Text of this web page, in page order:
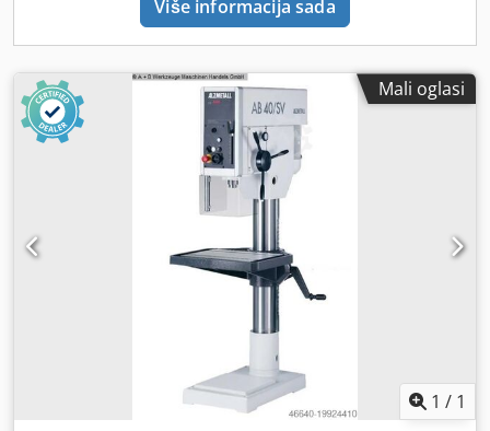
poz. 20.0 (navojanje s graničnikom) - Uređaj za hlađenje "A"
znamenkasti LED zaslon)
Više informacija sada
Mali oglasi
1 / 1